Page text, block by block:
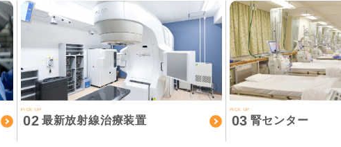
PICK UP
02 最新放射線治療装置
PICK UP
03 腎センター